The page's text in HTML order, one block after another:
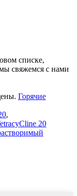
списке,
свяжемся с нами
Горячие
,
20